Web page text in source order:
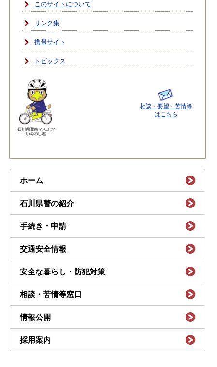
このサイトについて
リンク集
携帯サイト
トピックス
相談・要望・苦情等
はこちら
ホーム
石川県警の紹介
手続き・申請
交通安全情報
安全な暮らし・防犯対策
相談・苦情等窓口
情報公開
採用案内